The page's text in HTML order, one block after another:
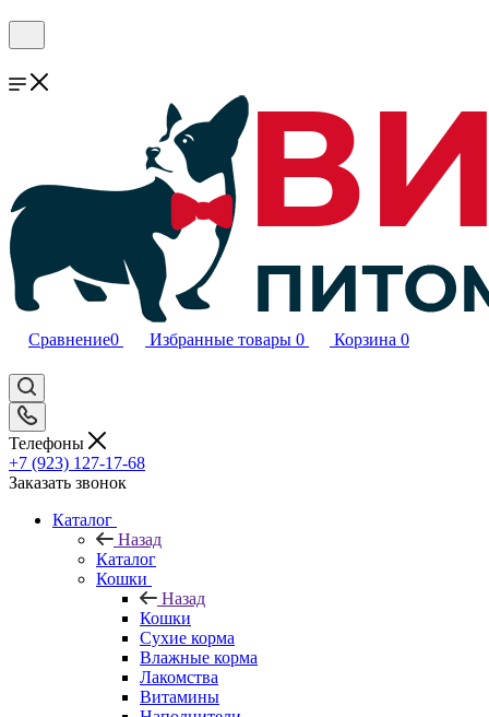
Сравнение0 Избранные товары 0 Корзина 0
Телефоны
+7 (923) 127-17-68
Заказать звонок
Каталог
Назад
Каталог
Кошки
Назад
Кошки
Сухие корма
Влажные корма
Лакомства
Витамины